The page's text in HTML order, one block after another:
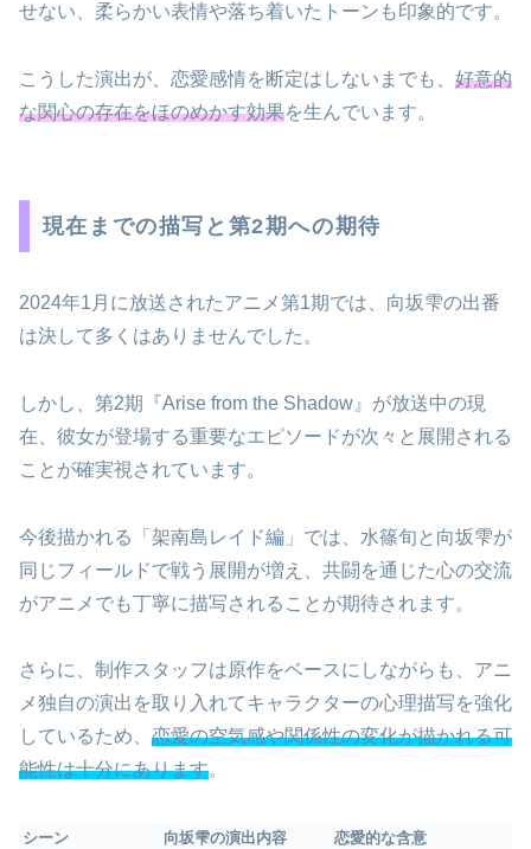
せない、柔らかい表情や落ち着いたトーンも印象的です。
こうした演出が、恋愛感情を断定はしないまでも、 好意的
な関心の存在をほのめかす効果を生んでいます。
現在までの描写と第2期への期待
2024年1月に放送されたアニメ第1期では、向坂雫の出番
は決して多くはありませんでした。
しかし、第2期『Arise from the Shadow』が放送中の現
在、彼女が登場する重要なエピソードが次々と展開される
ことが確実視されています。
今後描かれる「架南島レイド編」では、水篠旬と向坂雫が
同じフィールドで戦う展開が増え、共闘を通じた心の交流
がアニメでも丁寧に描写されることが期待されます。
さらに、制作スタッフは原作をベースにしながらも、アニ
メ独自の演出を取り入れてキャラクターの心理描写を強化
しているため、 恋愛の空気感や関係性の変化が描かれる可
能性は十分にあります。
シーン 向坂雫の演出内容
恋愛的な含意